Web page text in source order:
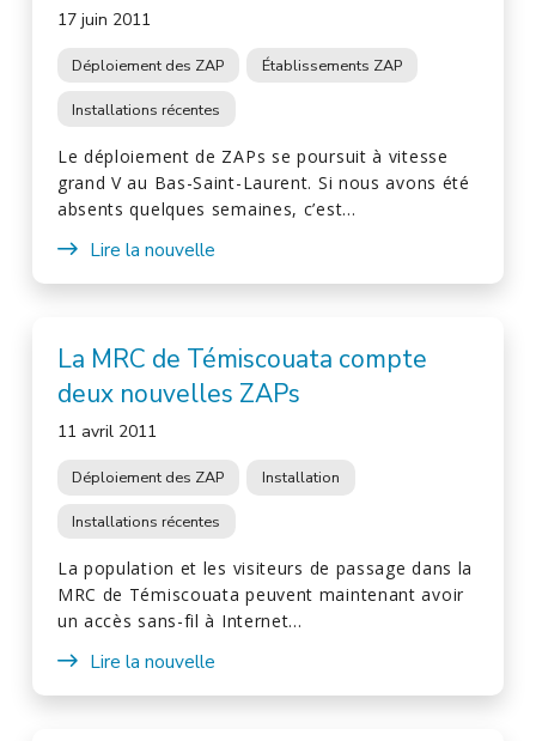
17 juin 2011
Déploiement des ZAP Établissements ZAP
Installations récentes
Le déploiement de ZAPs se poursuit à vitesse
grand V au Bas-Saint-Laurent. Si nous avons été
absents quelques semaines, c’est…
Lire la nouvelle
La MRC de Témiscouata compte
deux nouvelles ZAPs
11 avril 2011
Déploiement des ZAP Installation
Installations récentes
La population et les visiteurs de passage dans la
MRC de Témiscouata peuvent maintenant avoir
un accès sans-fil à Internet…
Lire la nouvelle